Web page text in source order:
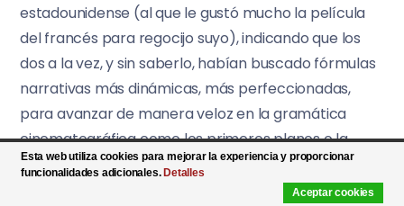
estadounidense (al que le gustó mucho la película
del francés para regocijo suyo), indicando que los
dos a la vez, y sin saberlo, habían buscado fórmulas
narrativas más dinámicas, más perfeccionadas,
para avanzar de manera veloz en la gramática
cinematográfica como los primeros planos o la
plataforma rodante, que sería una primitivaDolly.
Esta web utiliza cookies para mejorar la experiencia y proporcionar
funcionalidades adicionales. Detalles
Aceptar cookies